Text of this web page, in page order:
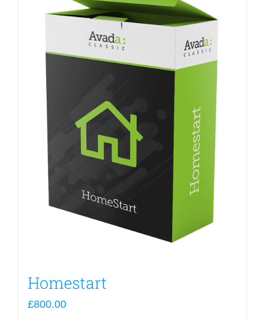
Homestart
£800.00